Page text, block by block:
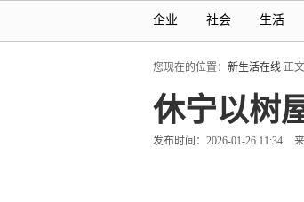
企业 社会 生活
您现在的位置： 新生活在线 正文
休宁以树
发布时间：2026-01-26 11:34